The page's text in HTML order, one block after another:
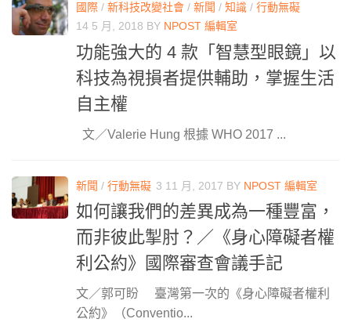
國際 / 新科技改變社會 / 新聞 / 知識 / 行動無礙
14 5 月, 2018 BY NPOST 編輯室
功能強大的 4 款「智慧型眼鏡」以
科技為視損者提供輔助，掌握生活
自主權
文／Valerie Hung 根據 WHO 2017 ...
新聞 / 行動無礙 3 11 月, 2017 BY NPOST 編輯室
如何讓我們的差異成為一種豐富，
而非彼此掣肘？／《身心障礙者權
利公約》國際審查會議手記
文／郭可盼 臺灣第一次的《身心障礙者權利
公約》（Conventio...